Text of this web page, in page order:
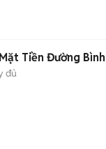
Tiền Đường
đủ